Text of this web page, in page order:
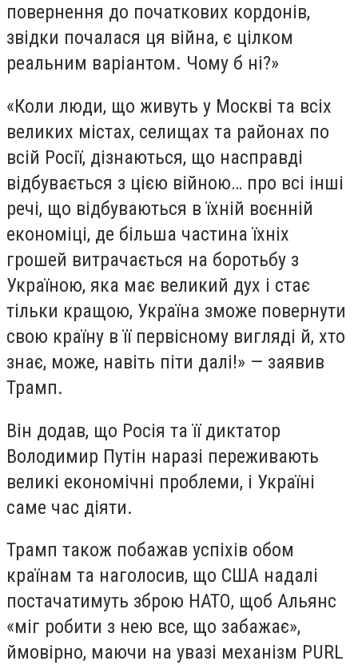
повернення до початкових кордонів,
звідки почалася ця війна, є цілком
реальним варіантом. Чому б ні?»
«Коли люди, що живуть у Москві та всіх
великих містах, селищах та районах по
всій Росії, дізнаються, що насправді
відбувається з цією війною… про всі інші
речі, що відбуваються в їхній воєнній
економіці, де більша частина їхніх
грошей витрачається на боротьбу з
Україною, яка має великий дух і стає
тільки кращою, Україна зможе повернути
свою країну в її первісному вигляді й, хто
знає, може, навіть піти далі!» — заявив
Трамп.
Він додав, що Росія та її диктатор
Володимир Путін наразі переживають
великі економічні проблеми, і Україні
саме час діяти.
Трамп також побажав успіхів обом
країнам та наголосив, що США надалі
постачатимуть зброю НАТО, щоб Альянс
«міг робити з нею все, що забажає»,
ймовірно, маючи на увазі механізм PURL